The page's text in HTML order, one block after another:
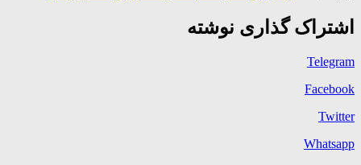
اشتراک گذاری نوشته
Telegram
Facebook
Twitter
Whatsapp